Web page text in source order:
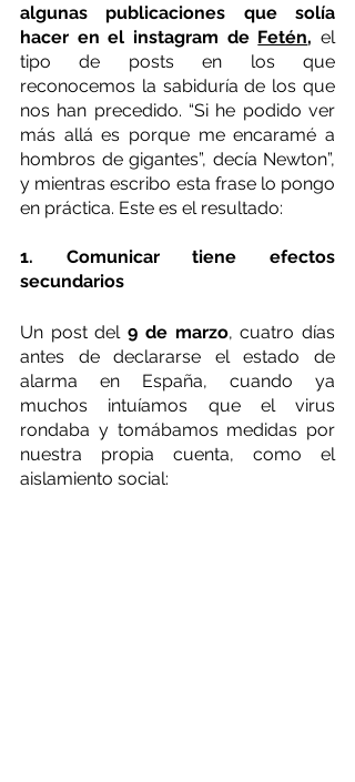
algunas publicaciones que solía
hacer en el instagram de Fetén, el
tipo de posts en los que
reconocemos la sabiduría de los que
nos han precedido. “Si he podido ver
más allá es porque me encaramé a
hombros de gigantes”, decía Newton”,
y mientras escribo esta frase lo pongo
en práctica. Este es el resultado:
1. Comunicar tiene efectos
secundarios
Un post del 9 de marzo, cuatro días
antes de declararse el estado de
alarma en España, cuando ya
muchos intuíamos que el virus
rondaba y tomábamos medidas por
nuestra propia cuenta, como el
aislamiento social: